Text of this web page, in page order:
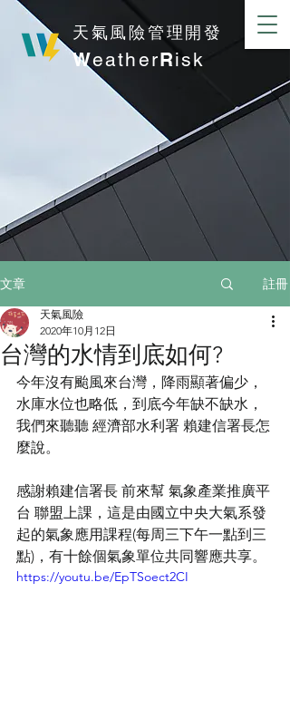
​天氣風險管理開發
WeatherRisk
文章 註冊
台灣的水情到底如何?
天氣風險
2020年10月12日
今年沒有颱風來台灣，降雨顯著偏少，
水庫水位也略低，到底今年缺不缺水，
我們來聽聽 經濟部水利署 賴建信署長怎
麼說。
感謝賴建信署長 前來幫 氣象產業推廣平
台 聯盟上課，這是由國立中央大氣系發
起的氣象應用課程(每周三下午一點到三
點)，有十餘個氣象單位共同響應共享。
https://youtu.be/EpTSoect2CI